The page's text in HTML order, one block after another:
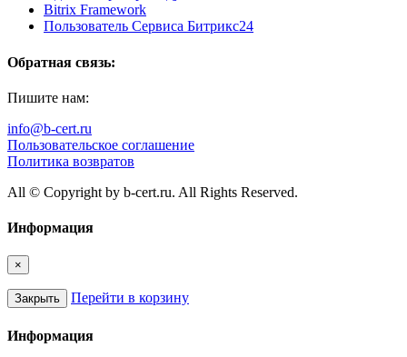
Bitrix Framework
Пользователь Сервиса Битрикс24
Обратная связь:
Пишите нам:
info@b-cert.ru
Пользовательское соглашение
Политика возвратов
All © Copyright by b-cert.ru. All Rights Reserved.
Информация
×
Закрыть Перейти в корзину
Информация